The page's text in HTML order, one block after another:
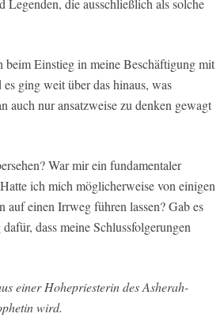
Legenden, die ausschließlich als solche
beim Einstieg in meine Beschäftigung mit
ging weit über das hinaus, was
auch nur ansatzweise zu denken gewagt
War mir ein fundamentaler
ich mich möglicherweise von einigen
auf einen Irrweg führen lassen? Gab es
dass meine Schlussfolgerungen
einer Hohepriesterin des Asherah-
wird.